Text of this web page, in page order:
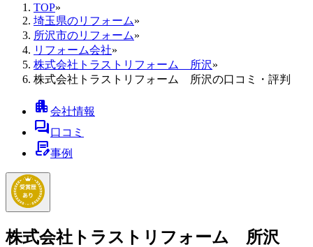
TOP»
埼玉県のリフォーム»
所沢市のリフォーム»
リフォーム会社»
株式会社トラストリフォーム 所沢»
株式会社トラストリフォーム 所沢の口コミ・評判
apartment会社情報
forum口コミ
contract_edit事例
株式会社トラストリフォーム 所沢